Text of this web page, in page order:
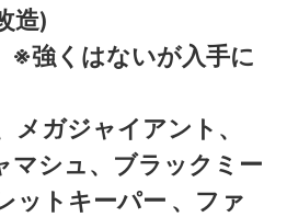
造)
※強くはないが入手に
メガジャイアント、
マシュ、ブラックミー
ットキーパー 、ファ